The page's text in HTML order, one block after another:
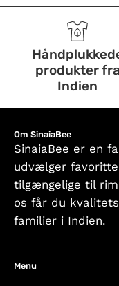
produkter fra
Indien
Om SinaiaBee
SinaiaBee er en
udvælger
tilgængelige til
os får du
familier i Indien.
Menu